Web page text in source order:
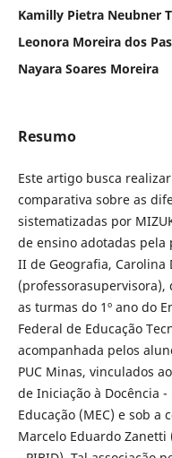
Kamilly Pietra Neubner
Leonora Moreira dos
Nayara Soares Moreira
Resumo
Este artigo busca
comparativa sobre as
sistematizadas por
de ensino adotadas
II de Geografia, Carolina
(professorasupervisora),
as turmas do 1º ano do
Federal de Educação
acompanhada pelos
PUC Minas, vinculados
de Iniciação à Docência
Educação (MEC) e sob a
Marcelo Eduardo